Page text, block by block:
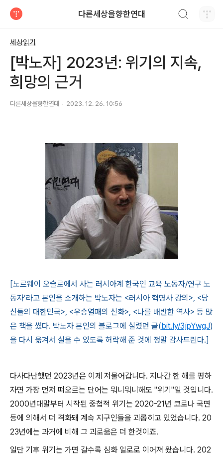
다른세상을향한연대
세상읽기
[박노자] 2023년: 위기의 지속,
희망의 근거
다른세상을향한연대 2023. 12. 26. 10:56
[노르웨이 오슬로에서 사는 러시아계 한국인 교육 노동자/연구 노
동자’라고 본인을 소개하는 박노자는 <러시아 혁명사 강의>, <당
신들의 대한민국>, <우승열패의 신화>, <나를 배반한 역사> 등 많
은 책을 썼다. 박노자 본인의 블로그에 실렸던 글(bit.ly/3jpYwgJ)
을 다시 옮겨서 실을 수 있도록 허락해 준 것에 정말 감사드린다.]
다사다난했던 2023년은 이제 저물어갑니다. 지나간 한 해를 평하
자면 가장 먼저 떠오르는 단어는 뭐니뭐니해도 "위기 "일 것입니다.
2000년대말부터 시작된 중첩적 위기는 2020-21년 코로나 국면
등에 의해서 더 격화돼 계속 지구인들을 괴롭히고 있었습니다. 20
23년에는 과거에 비해 그 괴로움은 더 한것이죠.
일단 기후 위기는 가면 갈수록 심화 일로로 이어져 왔습니다. 202